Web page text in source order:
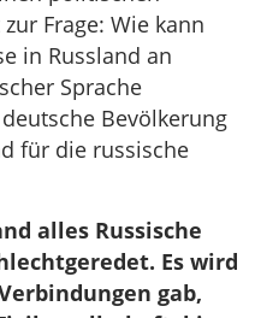
Frage: Wie kann
in Russland an
Sprache
Bevölkerung
für die russische
alles Russische
Es wird
gab,